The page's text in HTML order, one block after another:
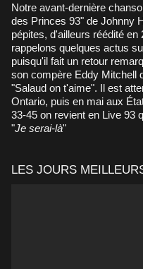
Notre avant-dernière chanson sera extraite de l'album live "Parc
des Princes 93" de Johnny
pépites, d'ailleurs réédité
rappelons quelques actus
puisqu'il fait un retour
son compère Eddy Mitchell
"Salaud on t'aime". Il est
Ontario, puis en mai aux
33-45 on revient en Live 93
"Je serai-là"
LES JOURS